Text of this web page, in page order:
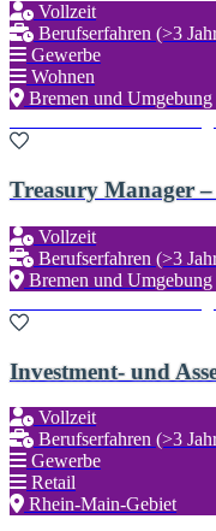
Vollzeit
Berufserfahren (>3
Gewerbe
Wohnen
Bremen und Umgebung
Treasury Manager
Vollzeit
Berufserfahren (>3
Bremen und Umgebung
Investment- und
Vollzeit
Berufserfahren (>3
Gewerbe
Retail
Rhein-Main-Gebiet